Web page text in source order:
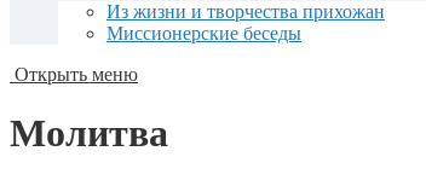
Из жизни и творчества прихожан
Миссионерские беседы
Открыть меню
Молитва